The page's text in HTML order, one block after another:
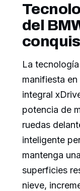
del
La
manifiesta
integral
potencia de
ruedas
inteligente
mantenga
superficies
nieve,